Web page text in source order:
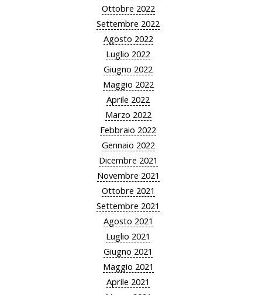
Ottobre 2022
Settembre 2022
Agosto 2022
Luglio 2022
Giugno 2022
Maggio 2022
Aprile 2022
Marzo 2022
Febbraio 2022
Gennaio 2022
Dicembre 2021
Novembre 2021
Ottobre 2021
Settembre 2021
Agosto 2021
Luglio 2021
Giugno 2021
Maggio 2021
Aprile 2021